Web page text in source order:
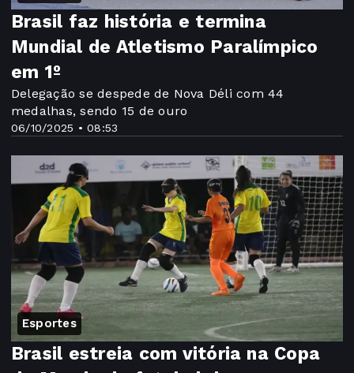
06/10/2025 • 08:53
Brasil faz história e termina
Mundial de Atletismo Paralímpico
em 1º
Delegação se despede de Nova Déli com 44
medalhas, sendo 15 de ouro
Esportes
Brasil estreia com vitória na Copa